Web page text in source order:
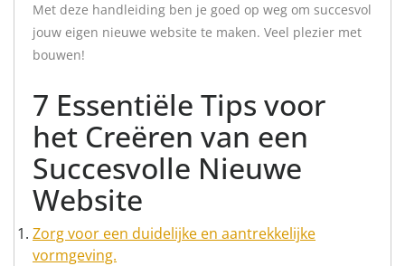
Met deze handleiding ben je goed op weg om succesvol
jouw eigen nieuwe website te maken. Veel plezier met
bouwen!
7 Essentiële Tips voor
het Creëren van een
Succesvolle Nieuwe
Website
Zorg voor een duidelijke en aantrekkelijke
vormgeving.